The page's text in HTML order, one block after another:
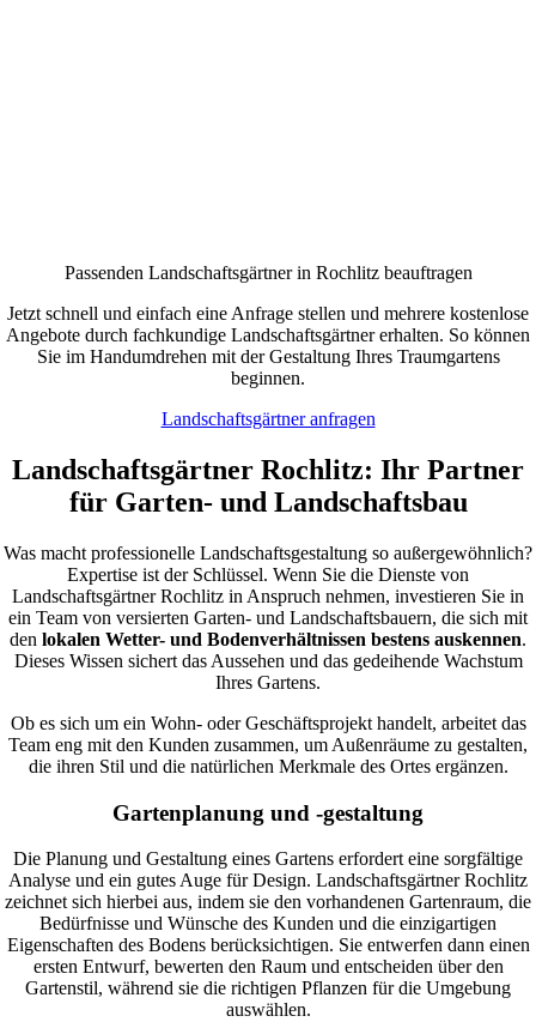
Passenden Landschaftsgärtner in Rochlitz beauftragen
Jetzt schnell und einfach eine Anfrage stellen und mehrere kostenlose
Angebote durch fachkundige Landschaftsgärtner erhalten. So können
Sie im Handumdrehen mit der Gestaltung Ihres Traumgartens
beginnen.
Landschaftsgärtner anfragen
Landschaftsgärtner Rochlitz: Ihr Partner
für Garten- und Landschaftsbau
Was macht professionelle Landschaftsgestaltung so außergewöhnlich?
Expertise ist der Schlüssel. Wenn Sie die Dienste von
Landschaftsgärtner Rochlitz in Anspruch nehmen, investieren Sie in
ein Team von versierten Garten- und Landschaftsbauern, die sich mit
den lokalen Wetter- und Bodenverhältnissen bestens auskennen.
Dieses Wissen sichert das Aussehen und das gedeihende Wachstum
Ihres Gartens.
Ob es sich um ein Wohn- oder Geschäftsprojekt handelt, arbeitet das
Team eng mit den Kunden zusammen, um Außenräume zu gestalten,
die ihren Stil und die natürlichen Merkmale des Ortes ergänzen.
Gartenplanung und -gestaltung
Die Planung und Gestaltung eines Gartens erfordert eine sorgfältige
Analyse und ein gutes Auge für Design. Landschaftsgärtner Rochlitz
zeichnet sich hierbei aus, indem sie den vorhandenen Gartenraum, die
Bedürfnisse und Wünsche des Kunden und die einzigartigen
Eigenschaften des Bodens berücksichtigen. Sie entwerfen dann einen
ersten Entwurf, bewerten den Raum und entscheiden über den
Gartenstil, während sie die richtigen Pflanzen für die Umgebung
auswählen.